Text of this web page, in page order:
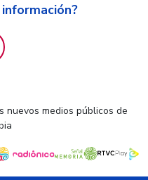
nuevos medios públicos de